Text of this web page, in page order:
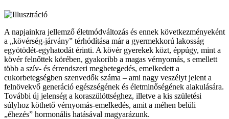
A napjainkra jellemző életmódváltozás és ennek következményeként
a „kövérség-járvány” térhódítása már a gyermekkorú lakosság
egyötödét-egyhatodát érinti. A kövér gyerekek közt, éppúgy, mint a
kövér felnőttek körében, gyakoribb a magas vérnyomás, s emellett
több a szív- és érrendszeri megbetegedés, emelkedett a
cukorbetegségben szenvedők száma – ami nagy veszélyt jelent a
felnövekvő generáció egészségének és életminőségének alakulására.
További új jelenség a koraszülöttséghez, illetve a kis születési
súlyhoz köthető vérnyomás-emelkedés, amit a méhen belüli
„éhezés” hormonális hatásával magyarázunk.